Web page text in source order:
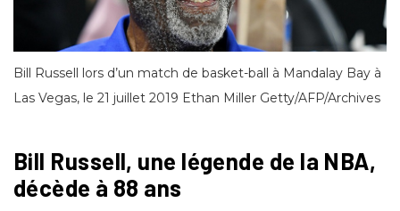
Bill Russell lors d’un match de basket-ball à Mandalay Bay à
Las Vegas, le 21 juillet 2019 Ethan Miller Getty/AFP/Archives
Bill Russell, une légende de la NBA,
décède à 88 ans